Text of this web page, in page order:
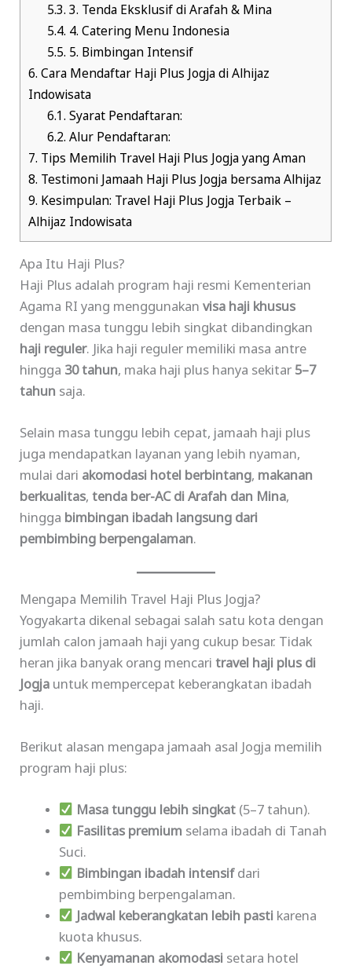
5.3. 3. Tenda Eksklusif di Arafah & Mina
5.4. 4. Catering Menu Indonesia
5.5. 5. Bimbingan Intensif
6. Cara Mendaftar Haji Plus Jogja di Alhijaz
Indowisata
6.1. Syarat Pendaftaran:
6.2. Alur Pendaftaran:
7. Tips Memilih Travel Haji Plus Jogja yang Aman
8. Testimoni Jamaah Haji Plus Jogja bersama Alhijaz
9. Kesimpulan: Travel Haji Plus Jogja Terbaik –
Alhijaz Indowisata
Apa Itu Haji Plus?
Haji Plus adalah program haji resmi Kementerian
Agama RI yang menggunakanvisa haji khusus
dengan masa tunggu lebih singkat dibandingkan
haji reguler. Jika haji reguler memiliki masa antre
hingga 30 tahun, maka haji plus hanya sekitar 5–7
tahun saja.
Selain masa tunggu lebih cepat, jamaah haji plus
juga mendapatkan layanan yang lebih nyaman,
mulai dari akomodasi hotel berbintang, makanan
berkualitas,tenda ber-AC di Arafah dan Mina,
hingga bimbingan ibadah langsung dari
pembimbing berpengalaman.
Mengapa Memilih Travel Haji Plus Jogja?
Yogyakarta dikenal sebagai salah satu kota dengan
jumlah calon jamaah haji yang cukup besar. Tidak
heran jika banyak orang mencaritravel haji plus di
Jogja untuk mempercepat keberangkatan ibadah
haji.
Berikut alasan mengapa jamaah asal Jogja memilih
program haji plus:
Masa tunggu lebih singkat (5–7 tahun).
Fasilitas premium selama ibadah di Tanah
Suci.
Bimbingan ibadah intensifdari
pembimbing berpengalaman.
Jadwal keberangkatan lebih pasti karena
kuota khusus.
Kenyamanan akomodasi setara hotel